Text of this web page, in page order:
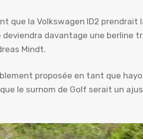
que la Volkswagen ID2
deviendra davantage une berline
Mindt.
proposée en tant que
le surnom de Golf serait un